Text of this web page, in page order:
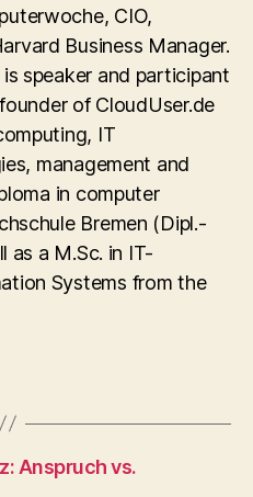
CIO,
Business Manager.
speaker and participant
of CloudUser.de
IT
management and
in computer
Bremen (Dipl.-
as a M.Sc. in IT-
Systems from the
Anspruch vs.